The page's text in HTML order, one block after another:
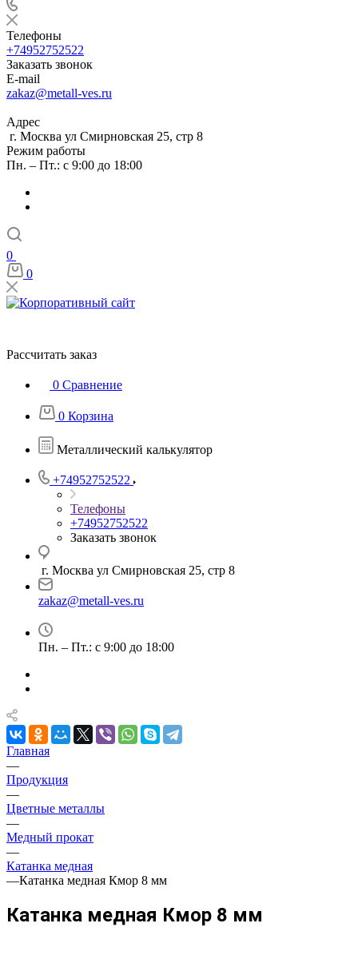
Телефоны
+74952752522
Заказать звонок
E-mail
zakaz@metall-ves.ru
Адрес
г. Москва ул Смирновская 25, стр 8
Режим работы
Пн. – Пт.: с 9:00 до 18:00
0
0
Рассчитать заказ
0 Сравнение
0 Корзина
Металлический калькулятор
+74952752522
Телефоны
+74952752522
Заказать звонок
г. Москва ул Смирновская 25, стр 8
zakaz@metall-ves.ru
Пн. – Пт.: с 9:00 до 18:00
Главная
—
Продукция
—
Цветные металлы
—
Медный прокат
—
Катанка медная
—Катанка медная Кмор 8 мм
Катанка медная Кмор 8 мм